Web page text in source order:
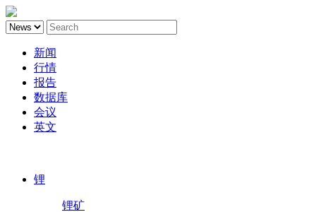
新闻
行情
报告
数据库
会议
英文
锂
锂矿